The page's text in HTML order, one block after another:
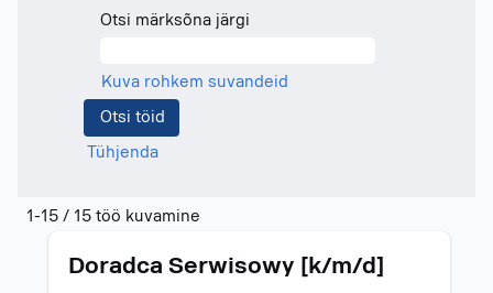
Otsi märksõna järgi
Kuva rohkem suvandeid
Tühjenda
1-15 / 15 töö kuvamine
"Tai".
Ametinimetus
Doradca Serwisowy [k/m/d]
Töö